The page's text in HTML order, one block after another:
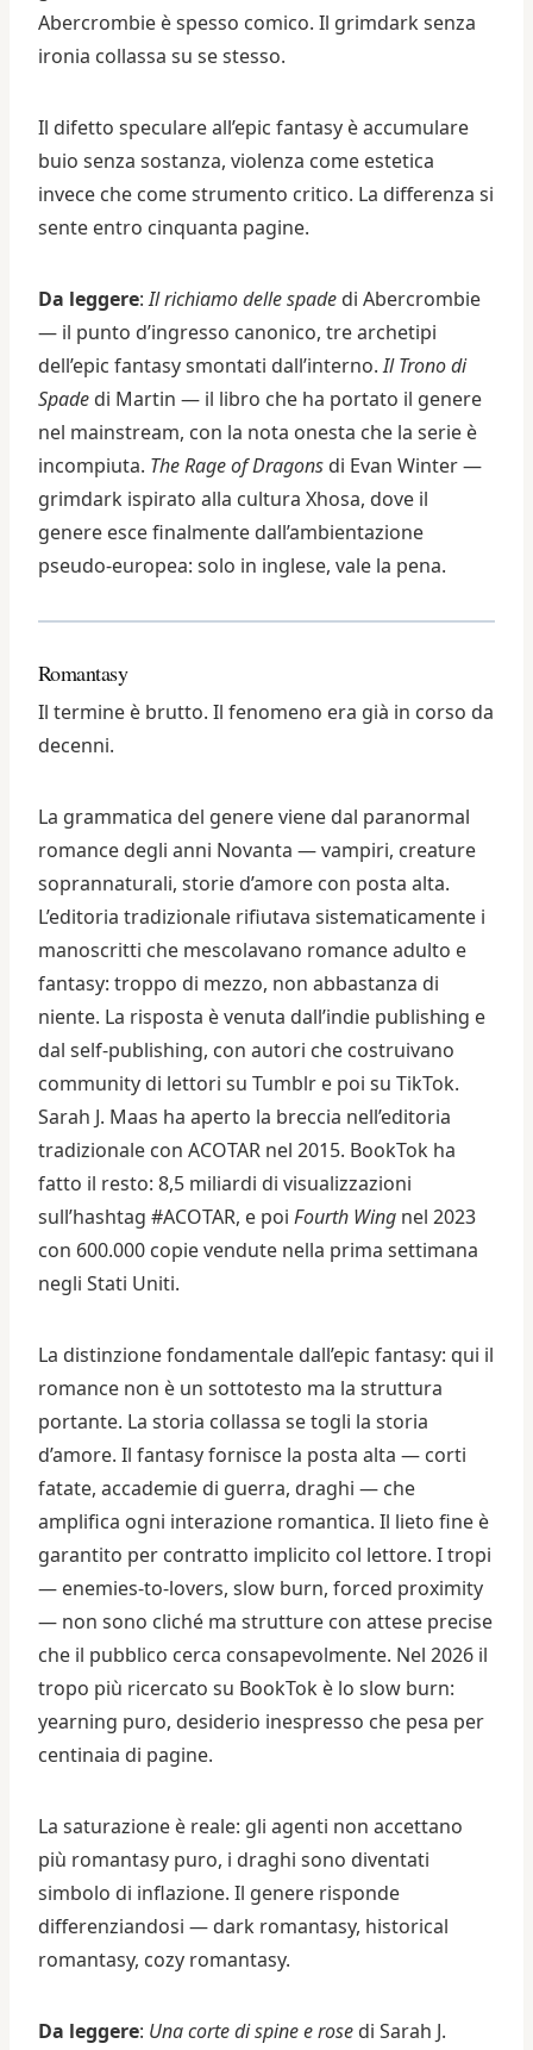
Abercrombie è spesso comico. Il grimdark senza
ironia collassa su se stesso.
Il difetto speculare all’epic fantasy è accumulare
buio senza sostanza, violenza come estetica
invece che come strumento critico. La differenza si
sente entro cinquanta pagine.
Da leggere:Il richiamo delle spade di Abercrombie
— il punto d’ingresso canonico, tre archetipi
dell’epic fantasy smontati dall’interno.Il Trono di
Spade di Martin — il libro che ha portato il genere
nel mainstream, con la nota onesta che la serie è
incompiuta. The Rage of Dragons di Evan Winter —
grimdark ispirato alla cultura Xhosa, dove il
genere esce finalmente dall’ambientazione
pseudo-europea: solo in inglese, vale la pena.
Romantasy
Il termine è brutto. Il fenomeno era già in corso da
decenni.
La grammatica del genere viene dal paranormal
romance degli anni Novanta — vampiri, creature
soprannaturali, storie d’amore con posta alta.
L’editoria tradizionale rifiutava sistematicamente i
manoscritti che mescolavano romance adulto e
fantasy: troppo di mezzo, non abbastanza di
niente. La risposta è venuta dall’indie publishing e
dal self-publishing, con autori che costruivano
community di lettori su Tumblr e poi su TikTok.
Sarah J. Maas ha aperto la breccia nell’editoria
tradizionale con ACOTAR nel 2015. BookTok ha
fatto il resto: 8,5 miliardi di visualizzazioni
sull’hashtag #ACOTAR, e poi Fourth Wing nel 2023
con 600.000 copie vendute nella prima settimana
negli Stati Uniti.
La distinzione fondamentale dall’epic fantasy: qui il
romance non è un sottotesto ma la struttura
portante. La storia collassa se togli la storia
d’amore. Il fantasy fornisce la posta alta — corti
fatate, accademie di guerra, draghi — che
amplifica ogni interazione romantica. Il lieto fine è
garantito per contratto implicito col lettore. I tropi
— enemies-to-lovers, slow burn, forced proximity
— non sono cliché ma strutture con attese precise
che il pubblico cerca consapevolmente. Nel 2026 il
tropo più ricercato su BookTok è lo slow burn:
yearning puro, desiderio inespresso che pesa per
centinaia di pagine.
La saturazione è reale: gli agenti non accettano
più romantasy puro, i draghi sono diventati
simbolo di inflazione. Il genere risponde
differenziandosi — dark romantasy, historical
romantasy, cozy romantasy.
Da leggere: Una corte di spine e rose di Sarah J.